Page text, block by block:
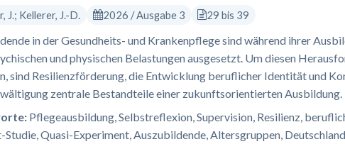
J.; Kellerer, J.-D. 2026 / Ausgabe 3 29 bis 39
in der Gesundheits- und Krankenpflege sind während ihrer
und physischen Belastungen ausgesetzt. Um diesen
sind Resilienzförderung, die Entwicklung beruflicher Identität und
zentrale Bestandteile einer zukunftsorientierten Ausbildung.
Pflegeausbildung, Selbstreflexion, Supervision, Resilienz,
Studie, Quasi-Experiment, Auszubildende, Altersgruppen,